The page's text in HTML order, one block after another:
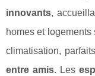
innovants,
homes et
climatisation,
entre amis. Les